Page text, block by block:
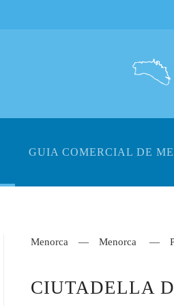
GUIA COMERCIAL DE
Menorca Menorca
CIUTADELLA